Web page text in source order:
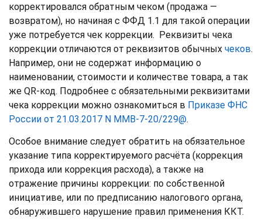
корректировался обратным чеком (продажа —
возвратом), но начиная с ФФД 1.1 для такой операции
уже потребуется чек коррекции. Реквизиты чека
коррекции отличаются от реквизитов обычных чеков.
Например, они не содержат информацию о
наименовании, стоимости и количестве товара, а так
же QR-код. Подробнее с обязательными реквизитами
чека коррекции можно ознакомиться в Приказе ФНС
России от 21.03.2017 N ММВ-7-20/229@.
Особое внимание следует обратить на обязательное
указание типа корректируемого расчёта (коррекция
прихода или коррекция расхода), а также на
отражение причины коррекции: по собственной
инициативе, или по предписанию налогового органа,
обнаружившего нарушение правил применения ККТ.